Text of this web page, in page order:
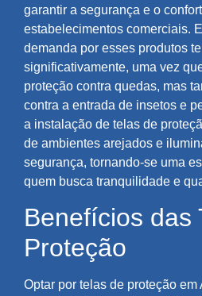
garantir a segurança e o
estabelecimentos comerciais.
demanda por esses produtos
significativamente, uma vez
proteção contra quedas, mas
contra a entrada de insetos e
a instalação de telas de
de ambientes arejados e
segurança, tornando-se uma
quem busca tranquilidade e
Benefícios das
Proteção
Optar por telas de proteção em